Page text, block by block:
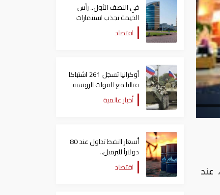
العام، تعاملات اليوم الأثنين، على انخفاض بنسبة 0.12%، عند
في النصف الأول.. رأس
الخيمة تجذب استثمارات
تتجاوز 771 مليون درهماقتصاد
أوكرانيا تسجل 261 اشتباكا
قتاليا مع القوات الروسية
أخبار عالمية
أسعار النفط تداول عند 80
دولاراً للبرميل..
وتراجع الأسهم الأمريكية
اقتصاد